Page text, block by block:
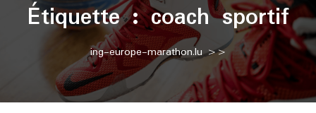
Étiquette :coach sportif
ing-europe-marathon.lu>>